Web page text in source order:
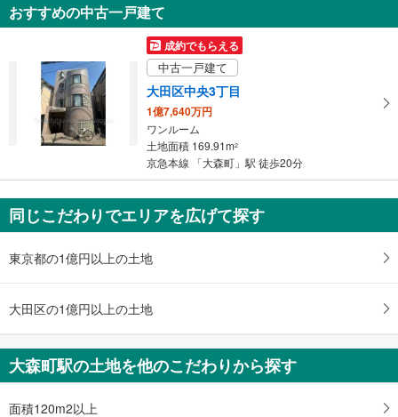
マ
イ
る
おすすめの中古一戸建て
成約でもらえる
中古一戸建て
大田区中央3丁目
1億7,640万円
ワンルーム
土地面積 169.91m2
京急本線 「大森町」駅 徒歩20分
同じこだわりでエリアを広げて探す
東京都の1億円以上の土地
大田区の1億円以上の土地
大森町駅の土地を他のこだわりから探す
面積120m2以上